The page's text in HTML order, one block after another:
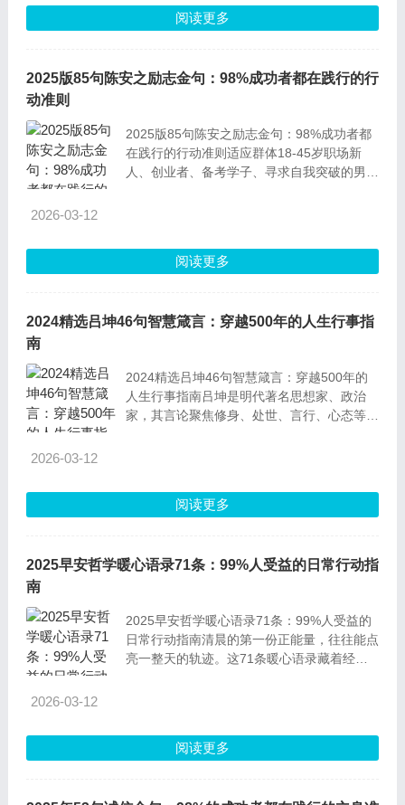
物之父。——陶行知这句名言的核心含义，是
奋斗能孕育一切成就与可能。陶行知作为我国
阅读更多
2025版85句陈安之励志金句：98%成功者都在践行的行
动准则
2025版85句陈安之励志金句：98%成功者都
在践行的行动准则适应群体18-45岁职场新
人、创业者、备考学子、寻求自我突破的男女
的核
2026-03-12
阅读更多
2024精选吕坤46句智慧箴言：穿越500年的人生行事指
南
2024精选吕坤46句智慧箴言：穿越500年的
人生行事指南吕坤是明代著名思想家、政治
家，其言论聚焦修身、处世、言行、心态等核
的恶行，没有比捏造诬陷更严重的了。解释：
说话最伤人和失德的行为，就是凭空编造谎
2026-03-12
阅读更多
2025早安哲学暖心语录71条：99%人受益的日常行动指
南
2025早安哲学暖心语录71条：99%人受益的
日常行动指南清晨的第一份正能量，往往能点
亮一整天的轨迹。这71条暖心语录藏着经过
简单却深刻的道理，都能给你温柔而有力的支
撑。2025早安哲学暖心语录（上）1
2026-03-12
阅读更多